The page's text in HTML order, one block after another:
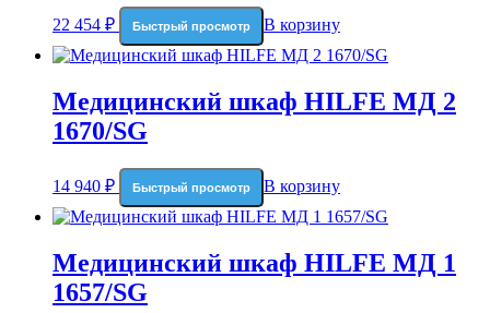
22 454 ₽ Быстрый просмотр В корзину
Медицинский шкаф HILFE МД 2
1670/SG
14 940 ₽ Быстрый просмотр В корзину
Медицинский шкаф HILFE МД 1
1657/SG